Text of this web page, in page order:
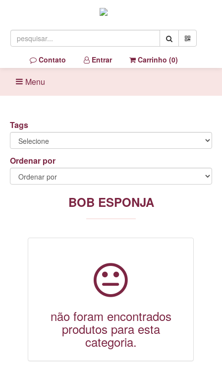
Contato Entrar Carrinho (0)
Menu
Tags
Ordenar por
BOB ESPONJA
não foram encontrados
produtos para esta
categoria.